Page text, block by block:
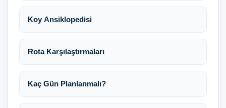
Koy Ansiklopedisi
Rota Karşılaştırmaları
Kaç Gün Planlanmalı?